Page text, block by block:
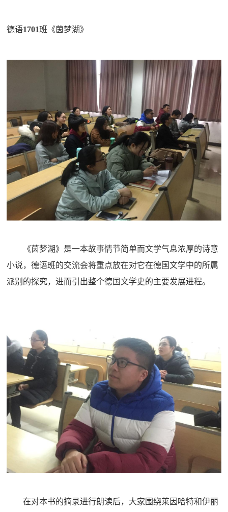
德语1701班《茵梦湖》
《茵梦湖》是一本故事情节简单而文学气息浓厚的诗意
小说，德语班的交流会将重点放在对它在德国文学中的所属
派别的探究，进而引出整个德国文学史的主要发展进程。
在对本书的摘录进行朗读后，大家围绕莱因哈特和伊丽